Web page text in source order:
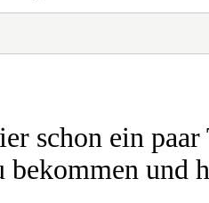
schon ein paar
und